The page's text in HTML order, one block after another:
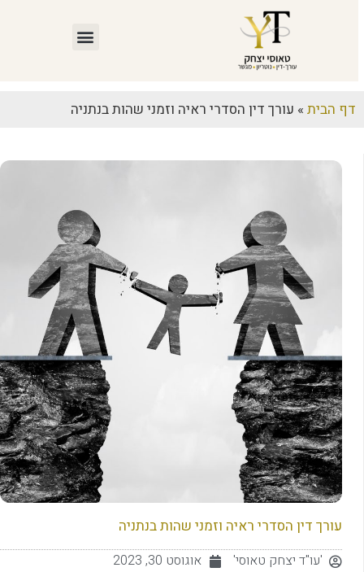
דף הבית»עורך דין הסדרי ראיה וזמני שהות בנתניה
עורך דין הסדרי ראיה וזמני שהות בנתניה
'עו"ד יצחק טאוסי'
אוגוסט 30, 2023